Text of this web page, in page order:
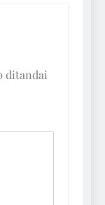
ditandai